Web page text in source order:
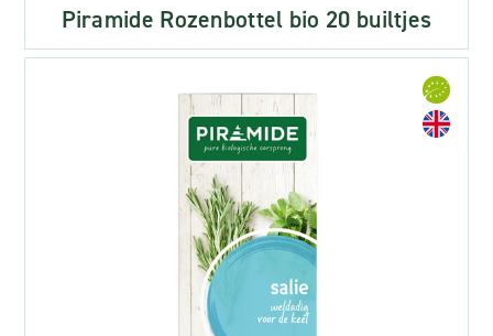
Piramide Rozenbottel bio 20 builtjes